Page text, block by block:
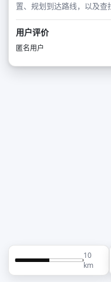
置、规划到达路线，以及查
用户评价
匿名用户
10
km